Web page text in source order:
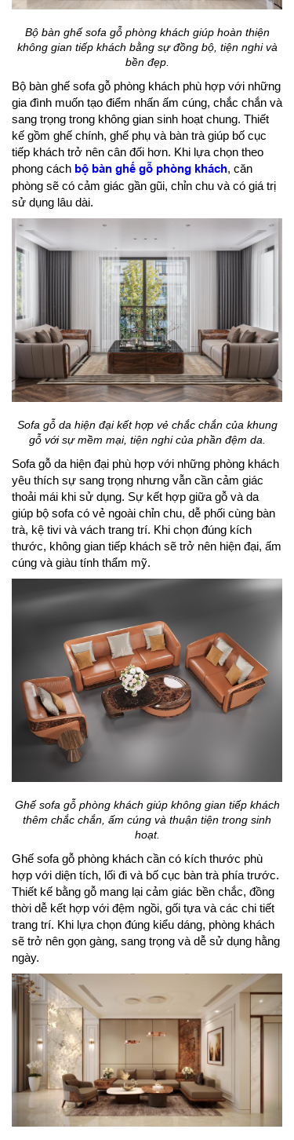
Bộ bàn ghế sofa gỗ phòng khách giúp hoàn thiện
không gian tiếp khách bằng sự đồng bộ, tiện nghi và
bền đẹp.
Bộ bàn ghế sofa gỗ phòng khách phù hợp với những
gia đình muốn tạo điểm nhấn ấm cúng, chắc chắn và
sang trọng trong không gian sinh hoạt chung. Thiết
kế gồm ghế chính, ghế phụ và bàn trà giúp bố cục
tiếp khách trở nên cân đối hơn. Khi lựa chọn theo
phong cách bộ bàn ghế gỗ phòng khách, căn
phòng sẽ có cảm giác gần gũi, chỉn chu và có giá trị
sử dụng lâu dài.
Sofa gỗ da hiện đại kết hợp vẻ chắc chắn của khung
gỗ với sự mềm mại, tiện nghi của phần đệm da.
Sofa gỗ da hiện đại phù hợp với những phòng khách
yêu thích sự sang trọng nhưng vẫn cần cảm giác
thoải mái khi sử dụng. Sự kết hợp giữa gỗ và da
giúp bộ sofa có vẻ ngoài chỉn chu, dễ phối cùng bàn
trà, kệ tivi và vách trang trí. Khi chọn đúng kích
thước, không gian tiếp khách sẽ trở nên hiện đại, ấm
cúng và giàu tính thẩm mỹ.
Ghế sofa gỗ phòng khách giúp không gian tiếp khách
thêm chắc chắn, ấm cúng và thuận tiện trong sinh
hoạt.
Ghế sofa gỗ phòng khách cần có kích thước phù
hợp với diện tích, lối đi và bố cục bàn trà phía trước.
Thiết kế bằng gỗ mang lại cảm giác bền chắc, đồng
thời dễ kết hợp với đệm ngồi, gối tựa và các chi tiết
trang trí. Khi lựa chọn đúng kiểu dáng, phòng khách
sẽ trở nên gọn gàng, sang trọng và dễ sử dụng hằng
ngày.